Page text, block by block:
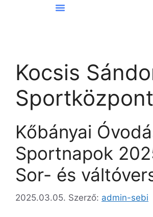
Kocsis
Sportközpont
Kőbányai
Sportnapok
Sor- és
2025.03.05. Szerző: admin-sebi